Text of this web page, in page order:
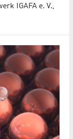
IGAFA e. V.,